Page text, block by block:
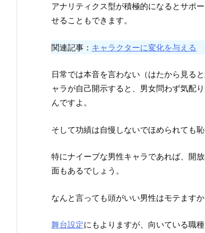
アナリティクス型が積極的になるとサポ
せることもできます。
関連記事： キャラクターに変化を与える
日常では本音を言わない（はたから見る
ャラが自己開示すると、男女問わず気配
んですよ。
そして功績は自慢しないでほめられても
特にナイーブな男性キャラであれば、開
面もあるでしょう。
なんと言っても頭がいい男性はモテます
舞台設定にもよりますが、向いている職種